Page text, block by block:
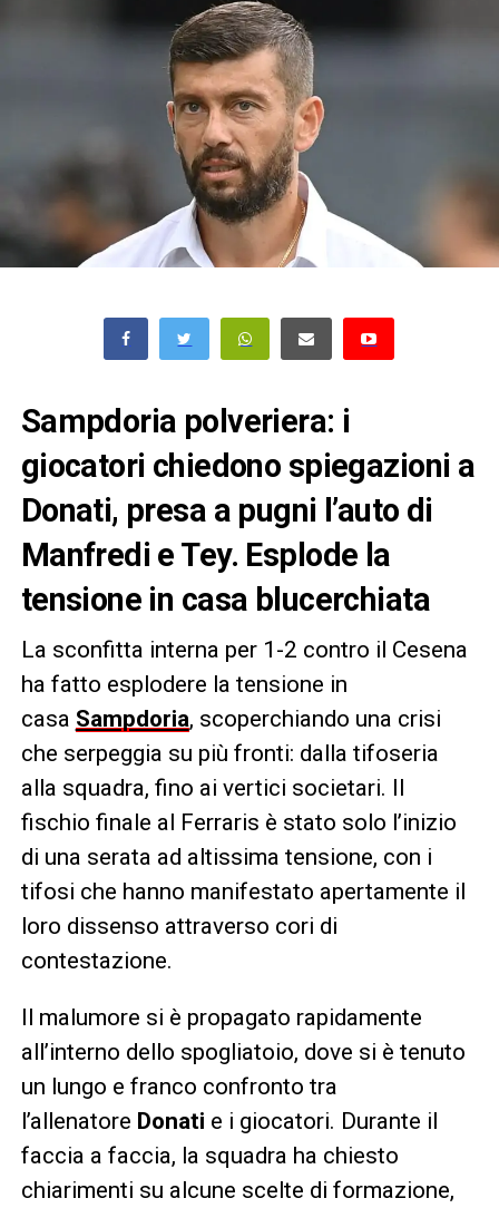
Sampdoria polveriera: i
giocatori chiedono spiegazioni a
Donati, presa a pugni l’auto di
Manfredi e Tey. Esplode la
tensione in casa blucerchiata
La sconfitta interna per 1-2 contro il Cesena
ha fatto esplodere la tensione in
casa Sampdoria, scoperchiando una crisi
che serpeggia su più fronti: dalla tifoseria
alla squadra, fino ai vertici societari. Il
fischio finale al Ferraris è stato solo l’inizio
di una serata ad altissima tensione, con i
tifosi che hanno manifestato apertamente il
loro dissenso attraverso cori di
contestazione.
Il malumore si è propagato rapidamente
all’interno dello spogliatoio, dove si è tenuto
un lungo e franco confronto tra
l’allenatore Donati e i giocatori. Durante il
faccia a faccia, la squadra ha chiesto
chiarimenti su alcune scelte di formazione,